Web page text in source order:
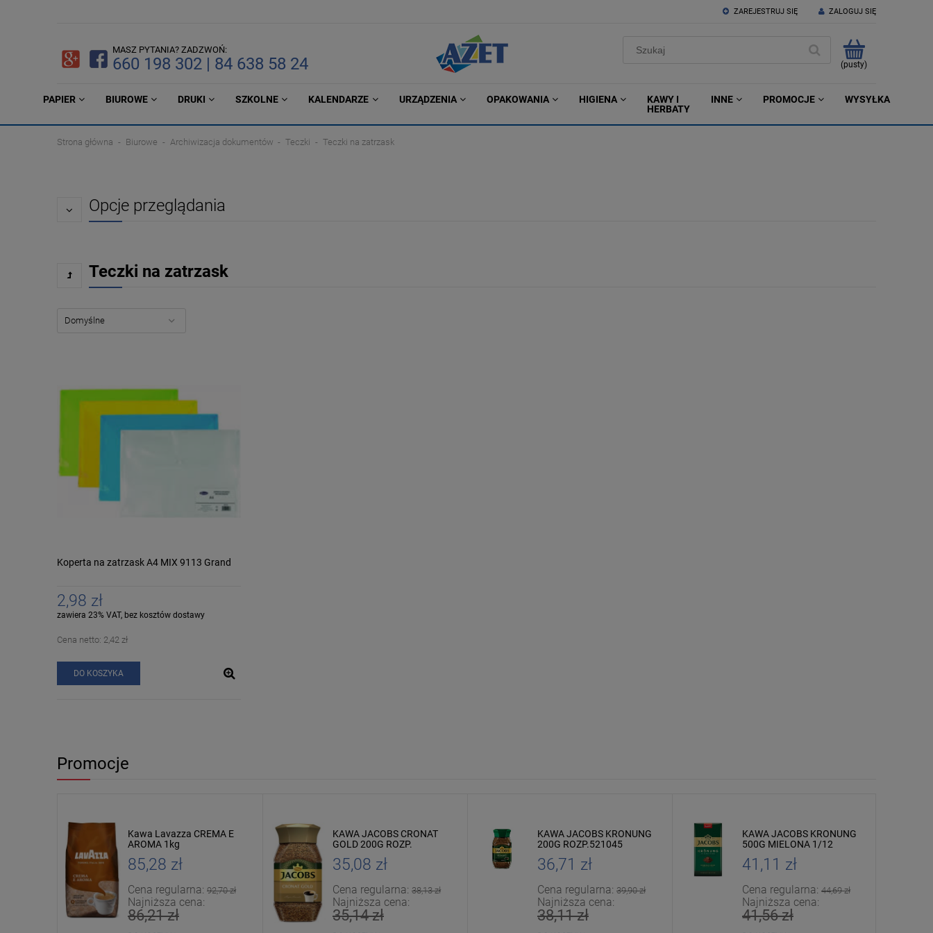
ZAREJESTRUJ SIĘ ZALOGUJ SIĘ
MASZ PYTANIA? ZADZWOŃ:
660 198 302 | 84 638 58 24 (pusty)
PAPIER BIUROWE DRUKI SZKOLNE KALENDARZE URZĄDZENIA OPAKOWANIA HIGIENA
KAWY I
HERBATY
INNE PROMOCJE WYSYŁKA
Strona główna Biurowe Archiwizacja dokumentów Teczki Teczki na zatrzask
Opcje przeglądania
Teczki na zatrzask
Koperta na zatrzask A4 MIX 9113 Grand
2,98 zł
zawiera 23% VAT, bez kosztów dostawy
Cena netto: 2,42 zł
DO KOSZYKA
Promocje
Kawa Lavazza CREMA E
AROMA 1kg
85,28 zł
Cena regularna: 92,70 zł
Najniższa cena:
86,21 zł
KAWA JACOBS CRONAT
GOLD 200G ROZP.
35,08 zł
Cena regularna: 38,13 zł
Najniższa cena:
35,14 zł
KAWA JACOBS KRONUNG
200G ROZP.521045
36,71 zł
Cena regularna: 39,90 zł
Najniższa cena:
38,11 zł
KAWA JACOBS KRONUNG
500G MIELONA 1/12
41,11 zł
Cena regularna: 44,69 zł
Najniższa cena:
41,56 zł